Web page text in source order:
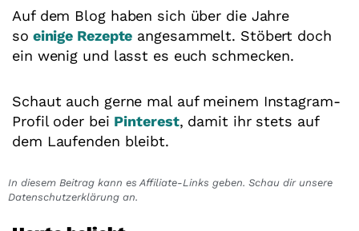
Auf dem Blog haben sich über die Jahre
so einige Rezepte angesammelt. Stöbert doch
ein wenig und lasst es euch schmecken.
Schaut auch gerne mal auf meinem Instagram-
Profil oder bei Pinterest, damit ihr stets auf
dem Laufenden bleibt.
In diesem Beitrag kann es Affiliate-Links geben. Schau dir unsere
Datenschutzerklärung an.